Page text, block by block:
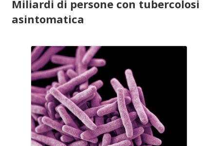
Miliardi di persone con tubercolosi
asintomatica